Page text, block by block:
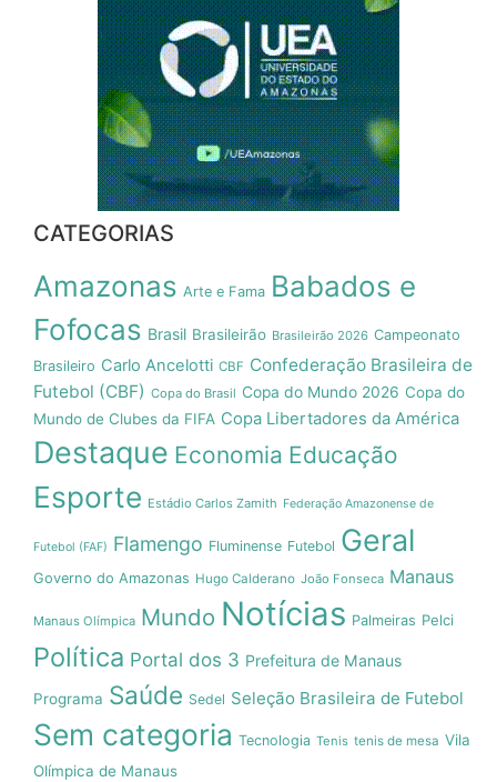
CATEGORIAS
Amazonas Arte e Fama Babados e
Fofocas Brasil Brasileirão Brasileirão 2026 Campeonato
Brasileiro Carlo Ancelotti CBF Confederação Brasileira de
Futebol (CBF) Copa do Brasil Copa do Mundo 2026 Copa do
Mundo de Clubes da FIFA Copa Libertadores da América
Destaque Economia Educação
Esporte Estádio Carlos Zamith Federação Amazonense de
Futebol (FAF) Flamengo Fluminense Futebol Geral
Governo do Amazonas Hugo Calderano João Fonseca Manaus
Manaus Olímpica Mundo Notícias Palmeiras Pelci
Política Portal dos 3 Prefeitura de Manaus
Programa Saúde Sedel Seleção Brasileira de Futebol
Sem categoria Tecnologia Tenis tenis de mesa Vila
Olímpica de Manaus